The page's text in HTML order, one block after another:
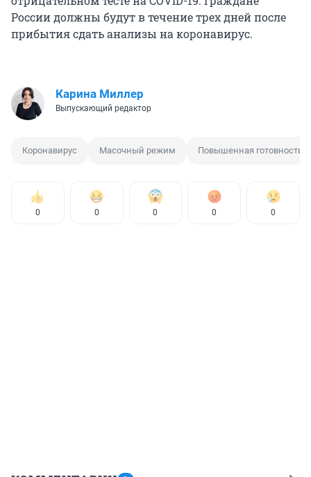
России должны будут в течение трех дней после
прибытия сдать анализы на коронавирус.
Карина Миллер
Выпускающий редактор
Коронавирус Масочный режим Повышенная готовность
0 0 0 0 0